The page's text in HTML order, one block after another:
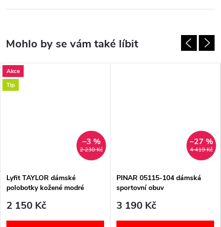
Akce
Tip
2 230 Kč
–3 %
Lyfit TAYLOR dámské
polobotky kožené modré
2 150 Kč
4 419 Kč
–27 %
PINAR 05115-104 dámská
sportovní obuv
3 190 Kč